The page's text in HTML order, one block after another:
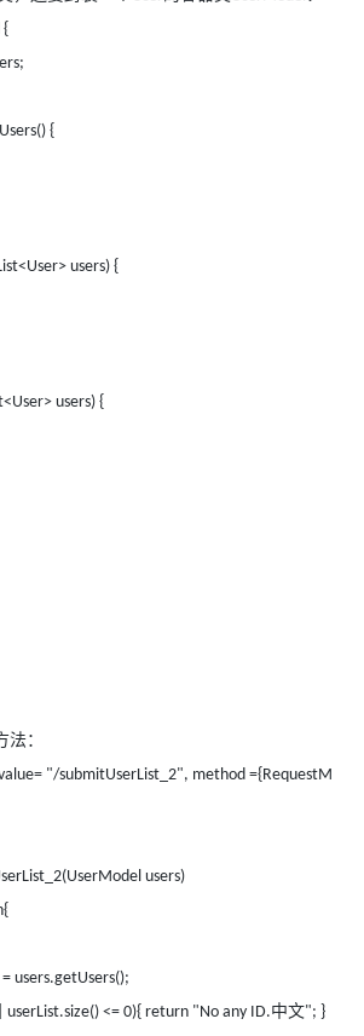
{
users) {
users) {
法：
"/submitUserList_2", method ={RequestM
users)
users.getUsers();
<= 0){ return "No any ID.中文"; }